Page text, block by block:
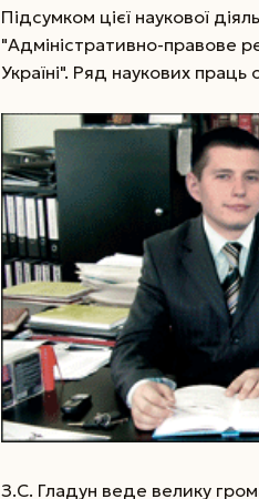
Підсумком цієї наукової
"Адміністративно-правове
Україні". Ряд наукових
З.С. Гладун веде велику